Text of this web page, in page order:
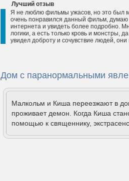
Лучший отзыв
Я не люблю фильмы ужасов, но это был
очень понравился данный фильм,
интернета и увидеть более подробно.
логики, а есть только кровь и монстры,
увидел доброту и сочувствие людей,
Дом с паранормальными
Малкольм и Киша переезжают в
проживает демон. Когда Киша
помощью к священнику,